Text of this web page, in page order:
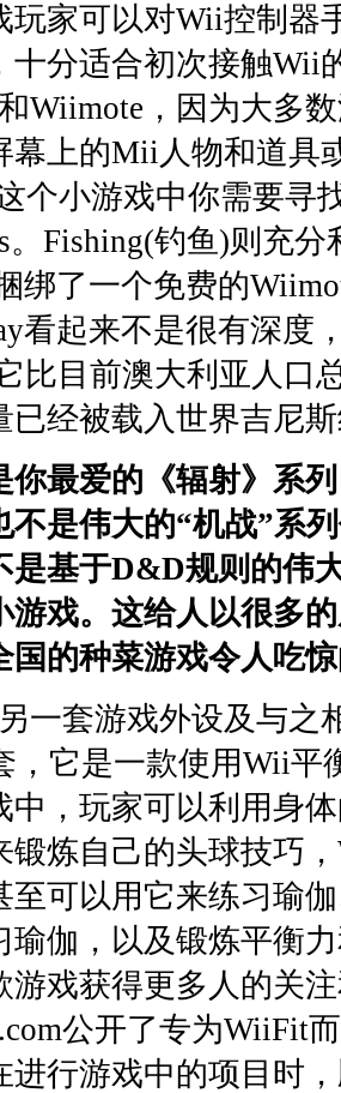
玩家可以对Wii控制器
十分适合初次接触Wii
Wiimote，因为大多
幕上的Mii人物和道具
个小游戏中你需要寻
Fishing(钓鱼)则充分
绑了一个免费的
看起来不是很有深度
比目前澳大利亚人口
已经被载入世界吉尼
你最爱的《辐射》系
不是伟大的“机战”系
是基于D&D规则的伟
游戏。这给人以很多
国的种菜游戏令人吃
套游戏外设及与之
，它是一款使用Wii平
中，玩家可以利用身
锻炼自己的头球技巧
至可以用它来练习瑜
瑜伽，以及锻炼平衡
游戏获得更多人的关
公开了专为WiiFit
进行游戏中的项目时